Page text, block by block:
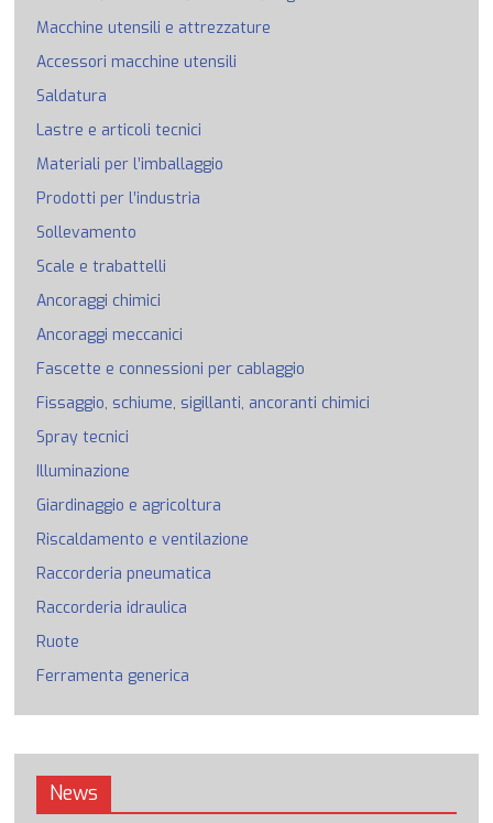
Macchine utensili e attrezzature
Accessori macchine utensili
Saldatura
Lastre e articoli tecnici
Materiali per l’imballaggio
Prodotti per l’industria
Sollevamento
Scale e trabattelli
Ancoraggi chimici
Ancoraggi meccanici
Fascette e connessioni per cablaggio
Fissaggio, schiume, sigillanti, ancoranti chimici
Spray tecnici
Illuminazione
Giardinaggio e agricoltura
Riscaldamento e ventilazione
Raccorderia pneumatica
Raccorderia idraulica
Ruote
Ferramenta generica
News